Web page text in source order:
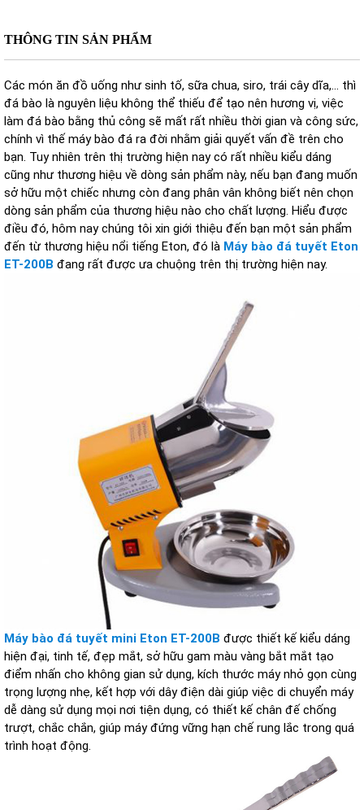
THÔNG TIN SẢN PHẨM
Các món ăn đồ uống như sinh tố, sữa chua, siro, trái cây dĩa,... thì
đá bào là nguyên liệu không thể thiếu để tạo nên hương vị, việc
làm đá bào bằng thủ công sẽ mất rất nhiều thời gian và công sức,
chính vì thế máy bào đá ra đời nhằm giải quyết vấn đề trên cho
bạn. Tuy nhiên trên thị trường hiện nay có rất nhiều kiểu dáng
cũng như thương hiệu về dòng sản phẩm này, nếu bạn đang muốn
sở hữu một chiếc nhưng còn đang phân vân không biết nên chọn
dòng sản phẩm của thương hiệu nào cho chất lượng. Hiểu được
điều đó, hôm nay chúng tôi xin giới thiệu đến bạn một sản phẩm
đến từ thương hiệu nổi tiếng Eton, đó là Máy bào đá tuyết Eton
ET-200B đang rất được ưa chuộng trên thị trường hiện nay.
Máy bào đá tuyết mini Eton ET-200B được thiết kế kiểu dáng
hiện đại, tinh tế, đẹp mắt, sở hữu gam màu vàng bắt mắt tạo
điểm nhấn cho không gian sử dụng, kích thước máy nhỏ gọn cùng
trọng lượng nhẹ, kết hợp với dây điện dài giúp việc di chuyển máy
dễ dàng sử dụng mọi nơi tiện dụng, có thiết kế chân đế chống
trượt, chắc chắn, giúp máy đứng vững hạn chế rung lắc trong quá
trình hoạt động.